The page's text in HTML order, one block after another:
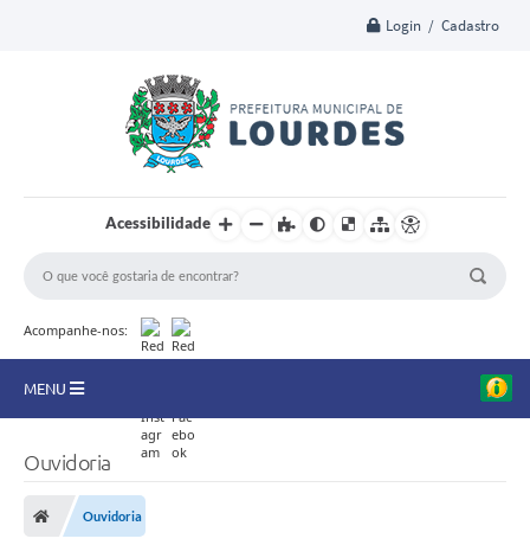
Login / Cadastro
Acessibilidade
Acompanhe-nos:
MENU
Editais
Ouvidoria
Ouvidoria